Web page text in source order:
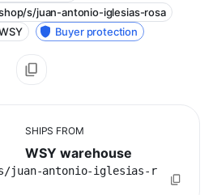
s/juan-antonio-iglesias-rosa
Buyer protection
SHIPS FROM
WSY warehouse
s/juan-antonio-iglesias-r